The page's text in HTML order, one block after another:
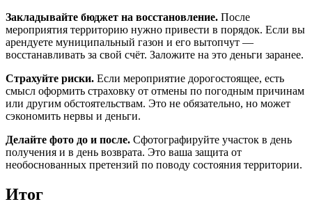
Закладывайте бюджет на восстановление. После
мероприятия территорию нужно привести в порядок. Если вы
арендуете муниципальный газон и его вытопчут —
восстанавливать за свой счёт. Заложите на это деньги заранее.
Страхуйте риски. Если мероприятие дорогостоящее, есть
смысл оформить страховку от отмены по погодным причинам
или другим обстоятельствам. Это не обязательно, но может
сэкономить нервы и деньги.
Делайте фото до и после. Сфотографируйте участок в день
получения и в день возврата. Это ваша защита от
необоснованных претензий по поводу состояния территории.
Итог